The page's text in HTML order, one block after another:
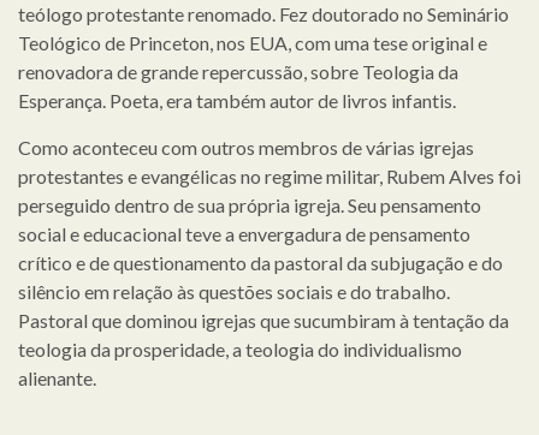
teólogo protestante renomado. Fez doutorado no Seminário
Teológico de Princeton, nos EUA, com uma tese original e
renovadora de grande repercussão, sobre Teologia da
Esperança. Poeta, era também autor de livros infantis.
Como aconteceu com outros membros de várias igrejas
protestantes e evangélicas no regime militar, Rubem Alves foi
perseguido dentro de sua própria igreja. Seu pensamento
social e educacional teve a envergadura de pensamento
crítico e de questionamento da pastoral da subjugação e do
silêncio em relação às questões sociais e do trabalho.
Pastoral que dominou igrejas que sucumbiram à tentação da
teologia da prosperidade, a teologia do individualismo
alienante.